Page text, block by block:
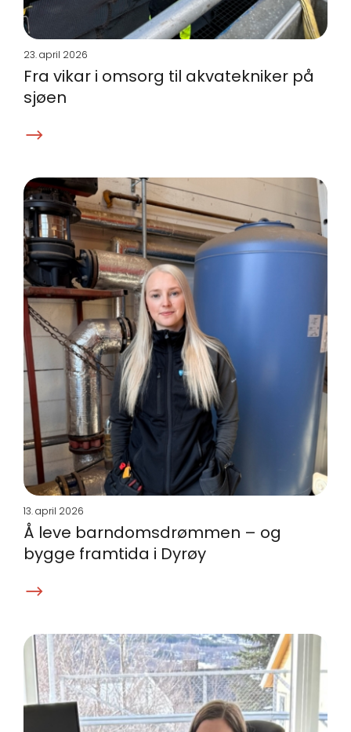
23. april 2026
Fra vikar i omsorg til akvatekniker på
sjøen
13. april 2026
Å leve barndomsdrømmen – og
bygge framtida i Dyrøy